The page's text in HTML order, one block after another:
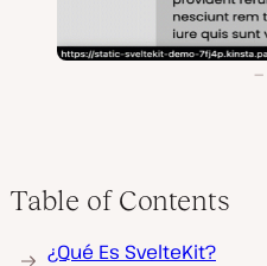
Table of Contents
¿Qué Es SvelteKit?